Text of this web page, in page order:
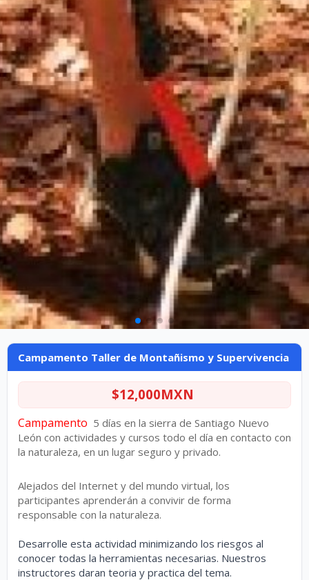
Campamento Taller de Montañismo y
Supervivencia
Campamento Taller de Montañismo y Supervivencia
$12,000MXN
Campamento
  5 días en la sierra de Santiago Nuevo
León con actividades y cursos todo el día en contacto con
la naturaleza, en un lugar seguro y privado.
Alejados del Internet y del mundo virtual, los
participantes aprenderán a convivir de forma
responsable con la naturaleza.
Desarrolle esta actividad minimizando los riesgos al
conocer todas la herramientas necesarias. Nuestros
instructores daran teoria y practica del tema.